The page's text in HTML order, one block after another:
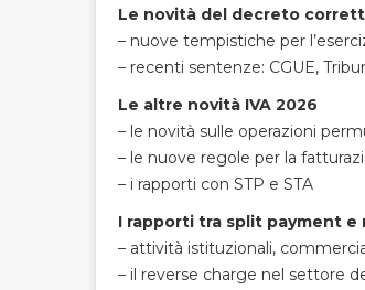
Le novità del decreto
– nuove tempistiche per
– recenti sentenze: CGUE,
Le altre novità IVA 2026
– le novità sulle operazioni
– le nuove regole per la
– i rapporti con STP e STA
I rapporti tra split payment e
– attività istituzionali,
– il reverse charge nel settore